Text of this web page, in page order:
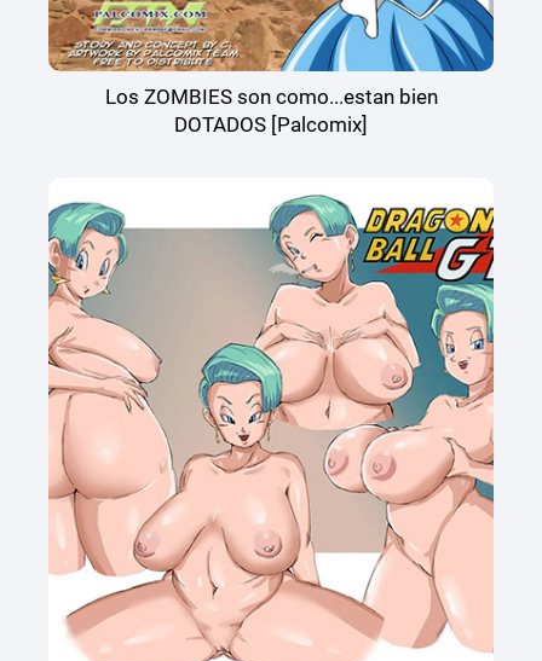
Los ZOMBIES son como...estan bien
DOTADOS [Palcomix]